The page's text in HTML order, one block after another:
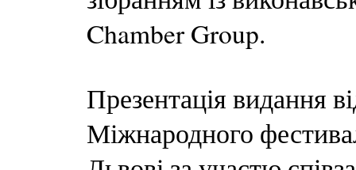
Chamber Group.
Презентація видання
Міжнародного